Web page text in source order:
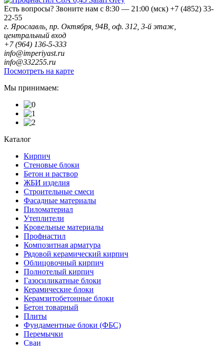
Есть вопросы? Звоните нам с 8:30 — 21:00 (мск) +7 (4852) 33-
22-55
г. Ярославль, пр. Октября, 94В, оф. 312, 3-й этаж,
центральный вход
+7 (964) 136-5-333
info@imperiyast.ru
info@332255.ru
Посмотреть на карте
Мы принимаем:
Каталог
Кирпич
Стеновые блоки
Бетон и раствор
ЖБИ изделия
Строительные смеси
Фасадные материалы
Пиломатериал
Утеплители
Кровельные материалы
Профнастил
Композитная арматура
Рядовой керамический кирпич
Облицовочный кирпич
Полнотелый кирпич
Газосиликатные блоки
Керамические блоки
Керамзитобетонные блоки
Бетон товарный
Плиты
Фундаментные блоки (ФБС)
Перемычки
Сваи